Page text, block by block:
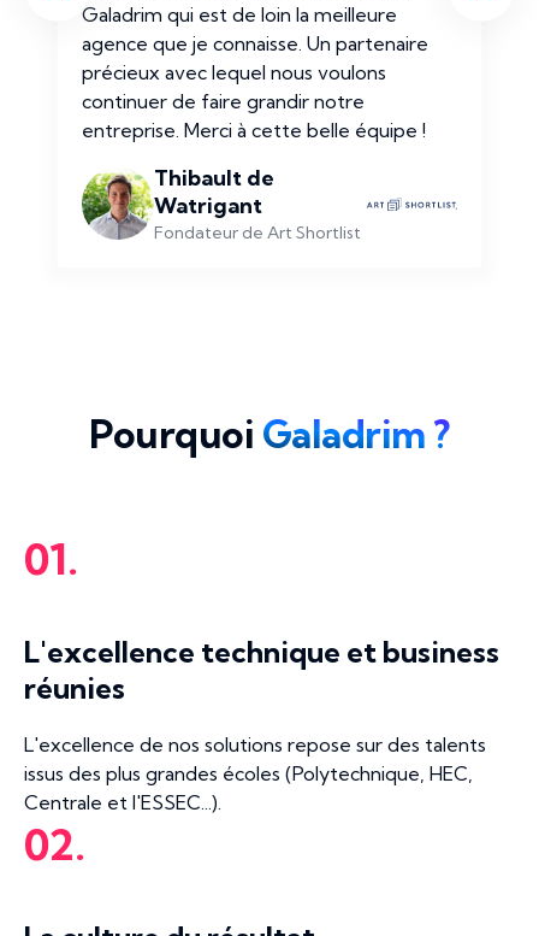
Galadrim qui est de loin la meilleure
agence que je connaisse. Un partenaire
précieux avec lequel nous voulons
continuer de faire grandir notre
entreprise. Merci à cette belle équipe !
Thibault de
Watrigant
Fondateur de Art Shortlist
Pourquoi Galadrim ?
01.
L'excellence technique et business
réunies
L'excellence de nos solutions repose sur des talents
issus des plus grandes écoles (Polytechnique, HEC,
Centrale et l'ESSEC...).
02.